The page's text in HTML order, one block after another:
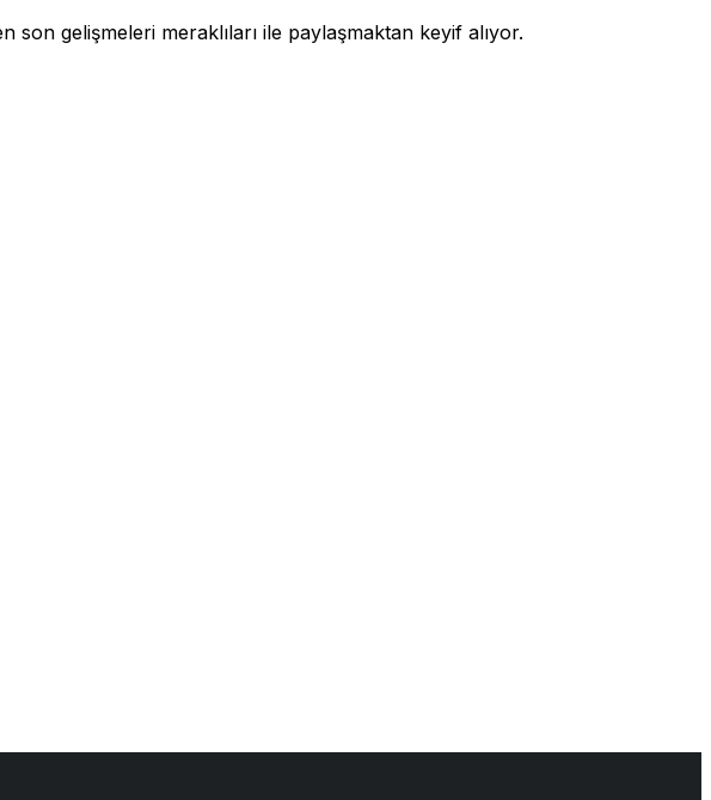
gelişmeleri meraklıları ile paylaşmaktan keyif alıyor.